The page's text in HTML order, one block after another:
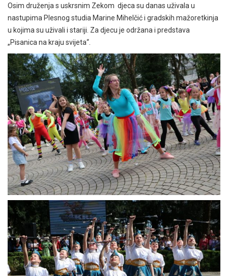
Osim druženja s uskrsnim Zekom djeca su danas uživala u
nastupima Plesnog studia Marine Mihelčić i gradskih mažoretkinja
u kojima su uživali i stariji. Za djecu je održana i predstava
„Pisanica na kraju svijeta“.